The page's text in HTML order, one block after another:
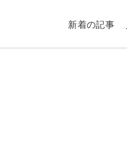
新着の記事